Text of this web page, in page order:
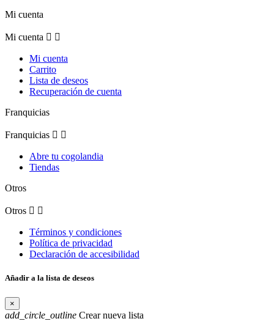
Mi cuenta
Mi cuenta  
Mi cuenta
Carrito
Lista de deseos
Recuperación de cuenta
Franquicias
Franquicias  
Abre tu cogolandia
Tiendas
Otros
Otros  
Términos y condiciones
Política de privacidad
Declaración de accesibilidad
Añadir a la lista de deseos
×
add_circle_outline Crear nueva lista